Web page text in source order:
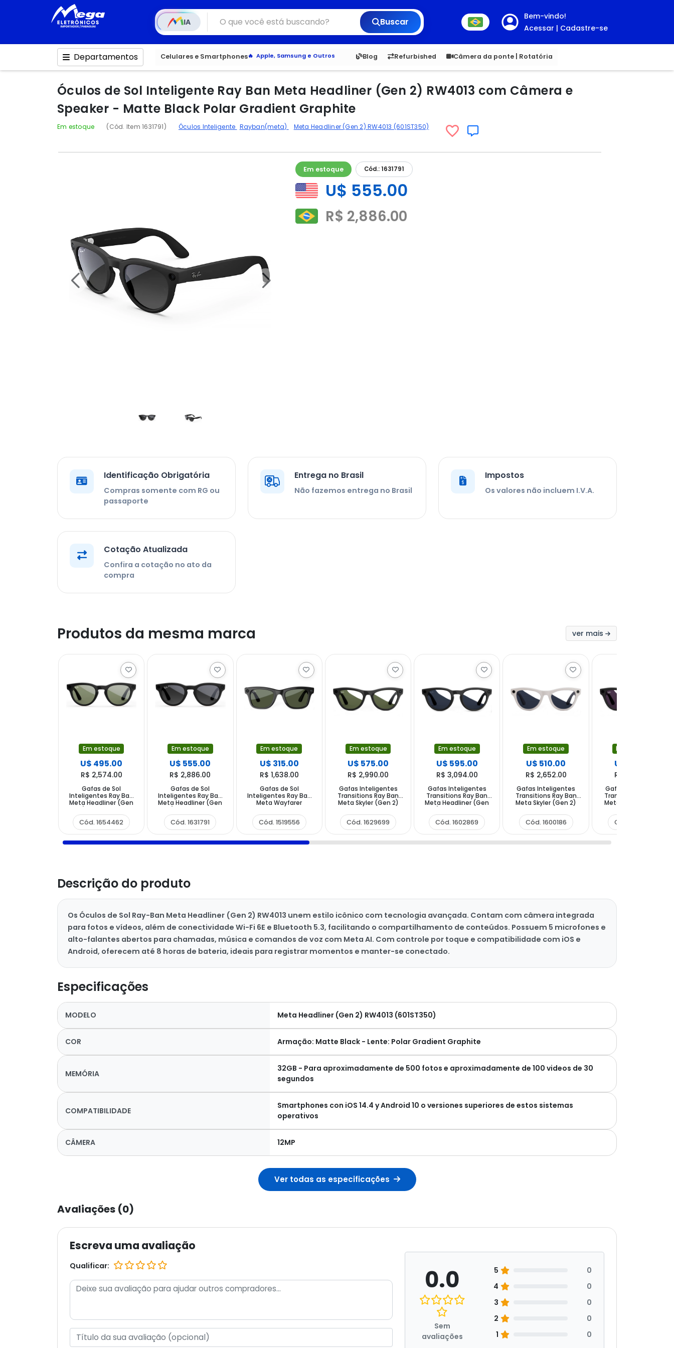
IA Buscar
Bem-vindo!
Acessar | Cadastre-se
Departamentos Celulares e Smartphones
Veja os Lançamentos
Distribuidores oficiais Xiaomi
Blog Refurbished Câmera da ponte | Rotatória
6,050 5.20 1,900 1.00
Óculos de Sol Inteligente Ray Ban Meta Headliner (Gen 2) RW4013 com Câmera e
Speaker - Matte Black Polar Gradient Graphite
Em estoque (Cód. Item 1631791) Óculos Inteligente Rayban(meta) Meta Headliner (Gen 2) RW4013 (601ST350)
Em estoque Cód.: 1631791
U$ 555.00
R$ 2,886.00
Identificação Obrigatória
Compras somente com RG ou
passaporte
Entrega no Brasil
Não fazemos entrega no Brasil
Impostos
Os valores não incluem I.V.A.
Cotação Atualizada
Confira a cotação no ato da
compra
Produtos da mesma marca ver mais
Em estoque
U$ 495.00
R$ 2,574.00
Gafas de Sol
Inteligentes Ray Ban
Meta Headliner (Gen
Cámara y Altavoz -
Shiny Black G15 Green
Cód. 1654462
Em estoque
U$ 555.00
R$ 2,886.00
Gafas de Sol
Inteligentes Ray Ban
Meta Headliner (Gen
Cámara y Altavoz -
Matte Black Polar
Gradient Graphite
Cód. 1631791
Em estoque
U$ 315.00
R$ 1,638.00
Gafas de Sol
Inteligentes Ray Ban
Meta Wayfarer
y Altavoz - Shiny Black
G15 Green
Cód. 1519556
Em estoque
U$ 575.00
R$ 2,990.00
Gafas Inteligentes
Transitions Ray Ban
Meta Skyler (Gen 2)
Altavoz - Shiny Black
Graphite Green
Cód. 1629699
Em estoque
U$ 595.00
R$ 3,094.00
Gafas Inteligentes
Transitions Ray Ban
Meta Headliner (Gen
Cámara y Altavoz -
Shiny Black Sapphire
Cód. 1602869
Em estoque
U$ 510.00
R$ 2,652.00
Gafas Inteligentes
Transitions Ray Ban
Meta Skyler (Gen 2)
Altavoz - Shiny Chalky
Grey Sapphire
Cód. 1600186
Em estoque
U$ 575.00
R$ 2,990.00
Gafas Inteligentes
Transitions Ray Ban
Meta Skyler (Gen 2)
Altavoz - Shiny Black
Cód. 1600179
Descrição do produto
Os Óculos de Sol Ray-Ban Meta Headliner (Gen 2) RW4013 unem estilo icônico com tecnologia avançada. Contam com câmera integrada
para fotos e vídeos, além de conectividade Wi-Fi 6E e Bluetooth 5.3, facilitando o compartilhamento de conteúdos. Possuem 5 microfones e
alto-falantes abertos para chamadas, música e comandos de voz com Meta AI. Com controle por toque e compatibilidade com iOS e
Android, oferecem até 8 horas de bateria, ideais para registrar momentos e manter-se conectado.
Especificações
MODELO Meta Headliner (Gen 2) RW4013 (601ST350)
COR Armação: Matte Black - Lente: Polar Gradient Graphite
MEMÓRIA
32GB - Para aproximadamente de 500 fotos e aproximadamente de 100 videos de 30
segundos
COMPATIBILIDADE
Smartphones con iOS 14.4 y Android 10 o versiones superiores de estos sistemas
operativos
CÂMERA 12MP
Ver todas as especificações
Avaliações (0)
Escreva uma avaliação
Qualificar: 0.0
Sem
avaliações
5
0
4
0
3
0
2
0
1
0